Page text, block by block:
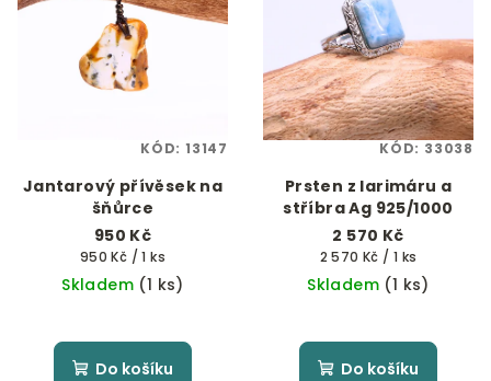
Jantarový přívěsek na
šňůrce
950 Kč
Měrná
cena:
950 Kč / 1 ks
Skladem (1 ks)
Do košíku
KÓD: 13147
Prsten z larimáru a
stříbra Ag 925/1000
2 570 Kč
Měrná
cena:
2 570 Kč / 1 ks
Skladem (1 ks)
Do košíku
KÓD: 33038